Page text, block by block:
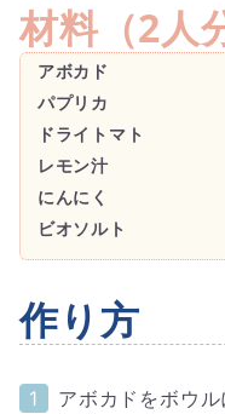
材料（2人
アボカド
パプリカ
ドライトマト
レモン汁
にんにく
ビオソルト
作り方
アボカドをボウ